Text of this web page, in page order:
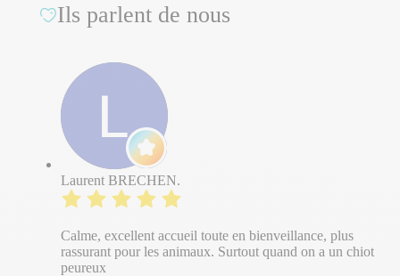
Ils parlent de nous
Laurent BRECHEN.
Calme, excellent accueil toute en bienveillance, plus
rassurant pour les animaux. Surtout quand on a un chiot
peureux